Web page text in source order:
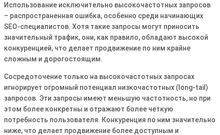
Использование исключительно высокочастотных запросов
– распространенная ошибка, особенно среди начинающих
SEO-специалистов․ Хотя такие запросы могут приносить
значительный трафик, они, как правило, обладают высокой
конкуренцией, что делает продвижение по ним крайне
сложным и дорогостоящим․
Сосредоточение только на высокочастотных запросах
игнорирует огромный потенциал низкочастотных (long-tail)
запросов․ Эти запросы имеют меньшую частотность, но при
этом более конкретны и отражают более четкую
потребность пользователя․ Конкуренция по ним значительно
ниже, что делает продвижение более доступным и